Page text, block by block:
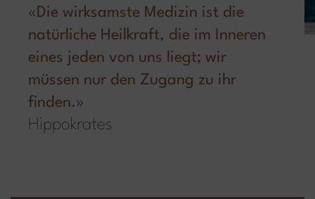
«Die wirksamste Medizin ist die
natürliche Heilkraft, die im Inneren
eines jeden von uns liegt; wir
müssen nur den Zugang zu ihr
finden.»
Hippokrates